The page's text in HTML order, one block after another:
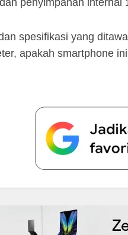
spesifikasi yang
apakah smartphone